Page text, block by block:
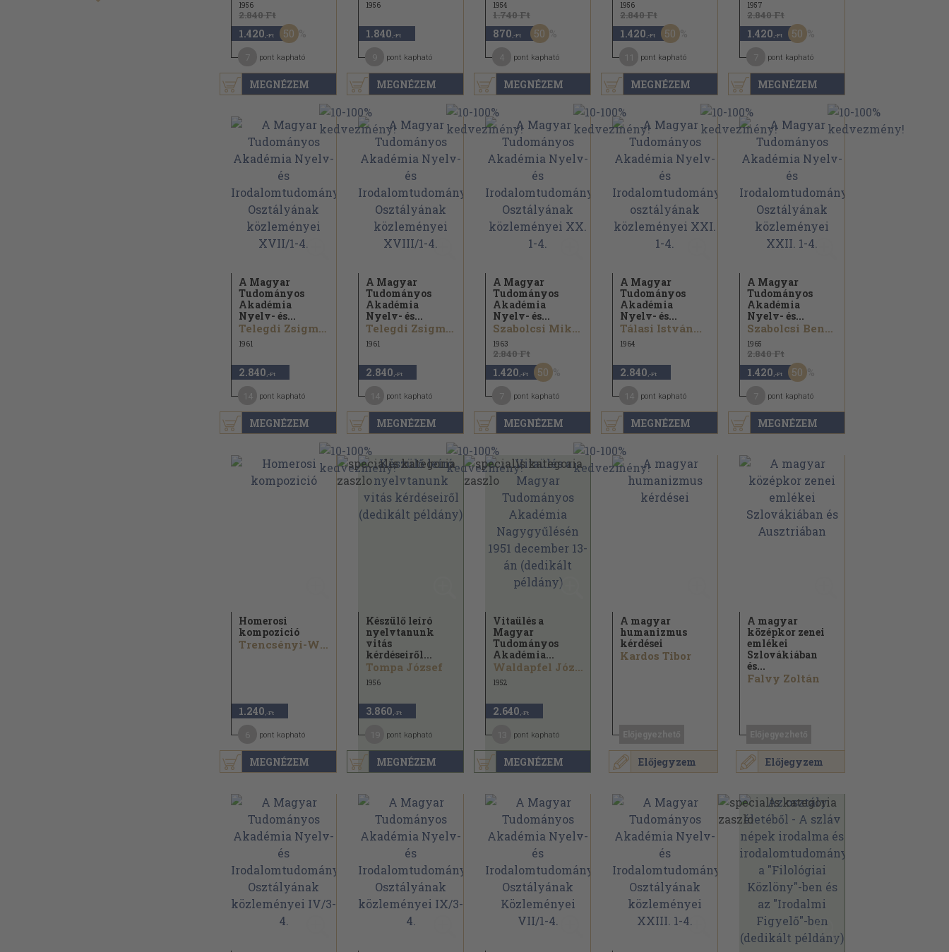
MEGNÉZEM
1956
2.840 Ft
1.420 ,-Ft 50
pont kapható
MEGNÉZEM
1956
1.840 ,-Ft
pont kapható
MEGNÉZEM
1954
1.740 Ft
870 ,-Ft 50
pont kapható
MEGNÉZEM
1956
2.840 Ft
1.420 ,-Ft 50
pont kapható
MEGNÉZEM
1957
2.840 Ft
1.420 ,-Ft 50
pont kapható
MEGNÉZEM
A Magyar
Tudományos
Akadémia
Nyelv- és...
Telegdi Zsigmond...
1961
2.840 ,-Ft
pont kapható
MEGNÉZEM
A Magyar
Tudományos
Akadémia
Nyelv- és...
Telegdi Zsigmond...
1961
2.840 ,-Ft
pont kapható
MEGNÉZEM
A Magyar
Tudományos
Akadémia
Nyelv- és...
Szabolcsi Miklós...
1963
2.840 Ft
1.420 ,-Ft 50
pont kapható
MEGNÉZEM
A Magyar
Tudományos
Akadémia
Nyelv- és...
Tálasi István...
1964
2.840 ,-Ft
pont kapható
MEGNÉZEM
A Magyar
Tudományos
Akadémia
Nyelv- és...
Szabolcsi Bence...
1965
2.840 Ft
1.420 ,-Ft 50
pont kapható
MEGNÉZEM
Homerosi
kompozició
Trencsényi-Waldapfel Imre
1.240 ,-Ft
pont kapható
MEGNÉZEM
Készülő leíró
nyelvtanunk
vitás
kérdéseiről...
Tompa József
1956
3.860 ,-Ft
pont kapható
MEGNÉZEM
Vitaülés a
Magyar
Tudományos
Akadémia...
Waldapfel József...
1952
2.640 ,-Ft
pont kapható
Előjegyzem
A magyar
humanizmus
kérdései
Kardos Tibor
Előjegyzem
A magyar
középkor zenei
emlékei
Szlovákiában
és...
Falvy Zoltán